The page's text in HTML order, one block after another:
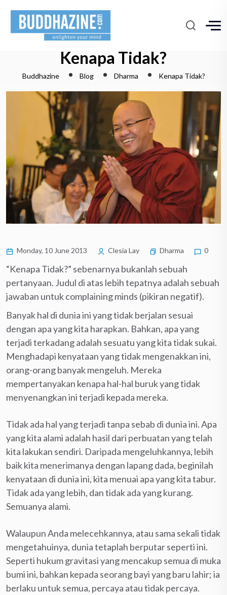
Kenapa Tidak?
Buddhazine Blog Dharma Kenapa Tidak?
Monday, 10 June 2013 Clesia Lay Dharma 0
“Kenapa Tidak?” sebenarnya bukanlah sebuah
pertanyaan. Judul di atas lebih tepatnya adalah sebuah
jawaban untuk complaining minds (pikiran negatif).
Banyak hal di dunia ini yang tidak berjalan sesuai
dengan apa yang kita harapkan. Bahkan, apa yang
terjadi terkadang adalah sesuatu yang kita tidak sukai.
Menghadapi kenyataan yang tidak mengenakkan ini,
orang-orang banyak mengeluh. Mereka
mempertanyakan kenapa hal-hal buruk yang tidak
menyenangkan ini terjadi kepada mereka.
Tidak ada hal yang terjadi tanpa sebab di dunia ini. Apa
yang kita alami adalah hasil dari perbuatan yang telah
kita lakukan sendiri. Daripada mengeluhkannya, lebih
baik kita menerimanya dengan lapang dada, beginilah
kenyataan di dunia ini, kita menuai apa yang kita tabur.
Tidak ada yang lebih, dan tidak ada yang kurang.
Semuanya alami.
Walaupun Anda melecehkannya, atau sama sekali tidak
mengetahuinya, dunia tetaplah berputar seperti ini.
Seperti hukum gravitasi yang mencakup semua di muka
bumi ini, bahkan kepada seorang bayi yang baru lahir; ia
berlaku untuk semua, percaya atau tidak percaya.